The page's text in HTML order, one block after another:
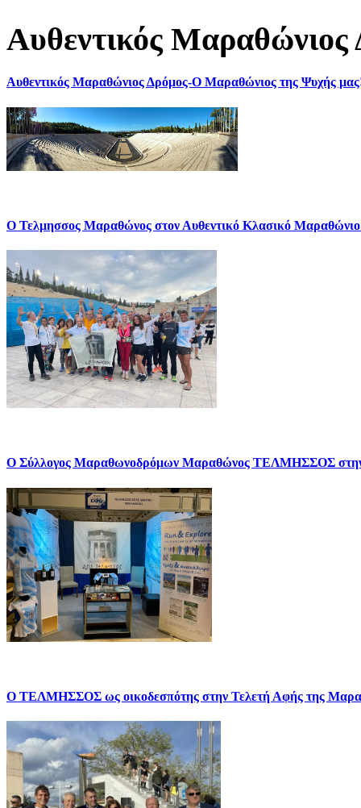
Αυθεντικός Μαραθώνιος
Αυθεντικός Μαραθώνιος Δρόμος-Ο Μαραθώνιος της Ψυχής
Ο Τελμησσος Μαραθώνος στον Αυθεντικό Κλασικό
Ο Σύλλογος Μαραθωνοδρόμων Μαραθώνος ΤΕΛΜΗΣΣΟΣ
Ο ΤΕΛΜΗΣΣΟΣ ως οικοδεσπότης στην Τελετή Αφής της